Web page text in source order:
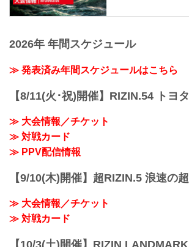
【9/13更新】チケッ
基づき、チケット販
不便おかけしますが
MOVIE
Yogibo presents
2021年9月19日（日
2026年 年間スケジュール
≫ 発表済み年間スケジュールはこちら
【8/11(火･祝)開催】RIZIN.54 トヨ
≫ 大会情報／チケット
≫ 対戦カード
≫ PPV配信情報
【9/10(木)開催】超RIZIN.5 浪速の
≫ 大会情報／チケット
≫ 対戦カード